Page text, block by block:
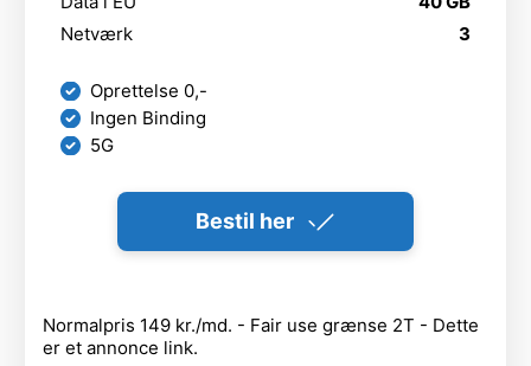
Netværk
3
Oprettelse 0,-
Ingen Binding
5G
Bestil her
Normalpris 149 kr./md. - Fair use grænse 2T - Dette
er et annonce link.